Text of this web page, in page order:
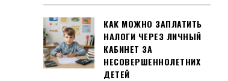
КАК МОЖНО ЗАПЛАТИТЬ
НАЛОГИ ЧЕРЕЗ ЛИЧНЫЙ
КАБИНЕТ ЗА
НЕСОВЕРШЕННОЛЕТНИХ
ДЕТЕЙ